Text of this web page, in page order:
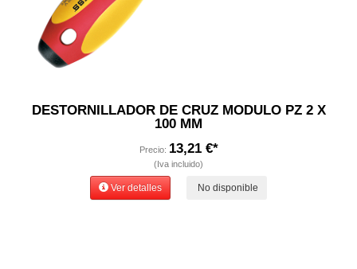
DESTORNILLADOR DE CRUZ MODULO PZ 2 X
100 MM
Precio: 13,21 €*
(Iva incluido)
Ver detalles No disponible